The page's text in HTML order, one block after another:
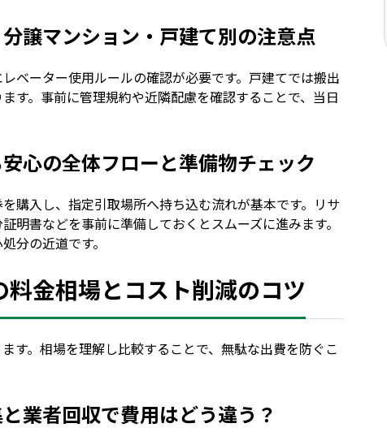
譲マンション・戸建て別の注意点
ベーター使用ルールの確認が必要です。戸建てでは搬出
す。事前に管理規約や近隣配慮を確認することで、当日
心の全体フローと準備物チェック
購入し、指定引取場所へ持ち込む流れが基本です。リサ
明書などを事前に準備しておくとスムーズに進みます。
分の近道です。
金相場とコスト削減のコツ
す。相場を理解し比較することで、無駄な出費を防ぐこ
業者回収で費用はどう違う？